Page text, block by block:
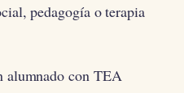
pedagogía o terapia
alumnado con TEA